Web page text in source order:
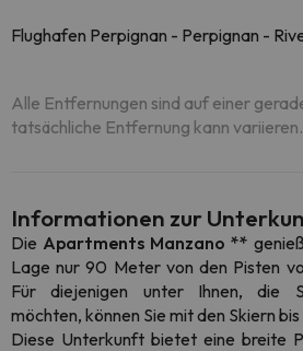
Flughafen Perpignan - Perpignan -
Alle Entfernungen sind auf einer
tatsächliche Entfernung kann variieren.
Informationen zur
Die Apartments Manzano **
Lage nur 90 Meter von den Pisten
Für diejenigen unter Ihnen, die
möchten, können Sie mit den Skiern
Diese Unterkunft bietet eine breite